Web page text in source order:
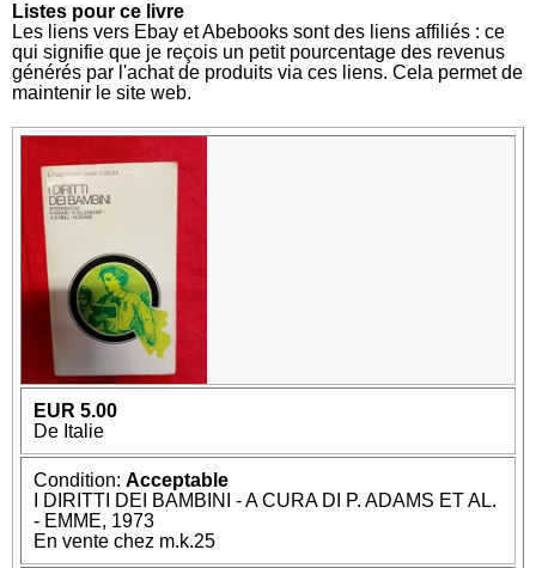
Listes pour ce livre
Les liens vers Ebay et Abebooks sont des liens affiliés : ce
qui signifie que je reçois un petit pourcentage des revenus
générés par l'achat de produits via ces liens. Cela permet de
maintenir le site web.
EUR 5.00
De Italie
Condition: Acceptable
I DIRITTI DEI BAMBINI - A CURA DI P. ADAMS ET AL.
- EMME, 1973
En vente chez m.k.25